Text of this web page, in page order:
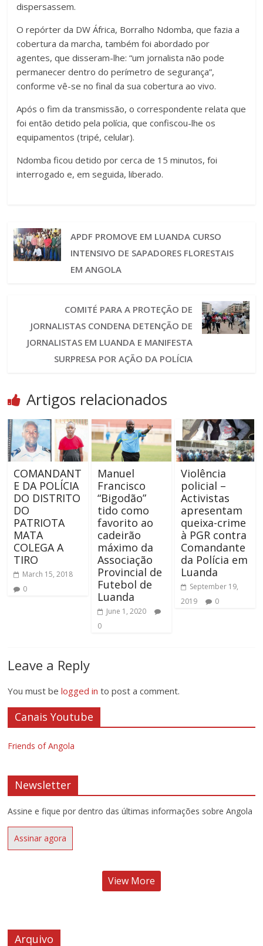
dispersassem.
O repórter da DW África, Borralho Ndomba, que fazia a
cobertura da marcha, também foi abordado por
agentes, que disseram-lhe: “um jornalista não pode
permanecer dentro do perímetro de segurança”,
conforme vê-se no final da sua cobertura ao vivo.
Após o fim da transmissão, o correspondente relata que
foi então detido pela polícia, que confiscou-lhe os
equipamentos (tripé, celular).
Ndomba ficou detido por cerca de 15 minutos, foi
interrogado e, em seguida, liberado.
APDF PROMOVE EM LUANDA CURSO
INTENSIVO DE SAPADORES FLORESTAIS
EM ANGOLA
COMITÉ PARA A PROTEÇÃO DE
JORNALISTAS CONDENA DETENÇÃO DE
JORNALISTAS EM LUANDA E MANIFESTA
SURPRESA POR AÇÃO DA POLÍCIA
Artigos relacionados
COMANDANT
E DA POLÍCIA
DO DISTRITO
DO
PATRIOTA
MATA
COLEGA A
TIRO
March 15, 2018
0
Manuel
Francisco
“Bigodão”
tido como
favorito ao
cadeirão
máximo da
Associação
Provincial de
Futebol de
Luanda
June 1, 2020
0
Violência
policial –
Activistas
apresentam
queixa-crime
à PGR contra
Comandante
da Polícia em
Luanda
September 19,
2019
0
Leave a Reply
You must belogged in to post a comment.
Canais Youtube
Friends of Angola
Newsletter
Assine e fique por dentro das últimas informações sobre Angola
Assinar agora
View More
Arquivo